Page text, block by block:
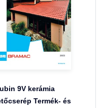
9V kerámia
Termék- és